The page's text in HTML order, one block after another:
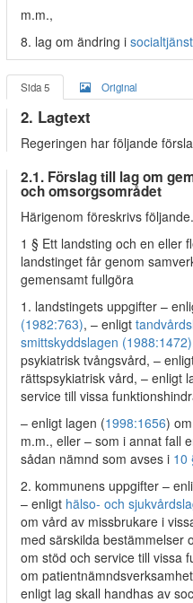
m.m.,
8. lag om ändring i
Sida 5 Original
2. Lagtext
Regeringen har följande
2.1. Förslag till lag om
och omsorgsområdet
Härigenom föreskrivs följande.
1 § Ett landsting och en eller
landstinget får genom
gemensamt fullgöra
1. landstingets uppgifter –
(1982:763), – enligt
smittskyddslagen (1988:1472)
psykiatrisk tvångsvård, –
rättspsykiatrisk vård, – enligt
service till vissa
– enligt lagen (1998:1656)
m.m., eller – som i annat fall
sådan nämnd som avses i 10
2. kommunens uppgifter –
– enligt hälso- och
om vård av missbrukare i
med särskilda bestämmelser
om stöd och service till vissa
om
enligt lag skall handhas av